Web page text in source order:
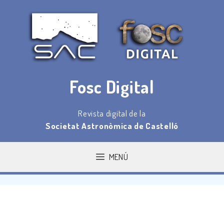
Fosc Digital
Revista digital de la
Societat Astronòmica de Castelló
MENÚ